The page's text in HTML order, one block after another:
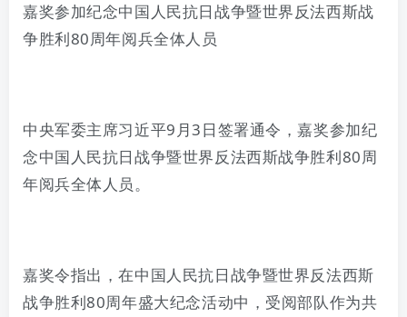
嘉奖参加纪念中国人民抗日战争暨世界反法西斯战
争胜利80周年阅兵全体人员
中央军委主席习近平9月3日签署通令，嘉奖参加纪
念中国人民抗日战争暨世界反法西斯战争胜利80周
年阅兵全体人员。
嘉奖令指出，在中国人民抗日战争暨世界反法西斯
战争胜利80周年盛大纪念活动中，受阅部队作为共